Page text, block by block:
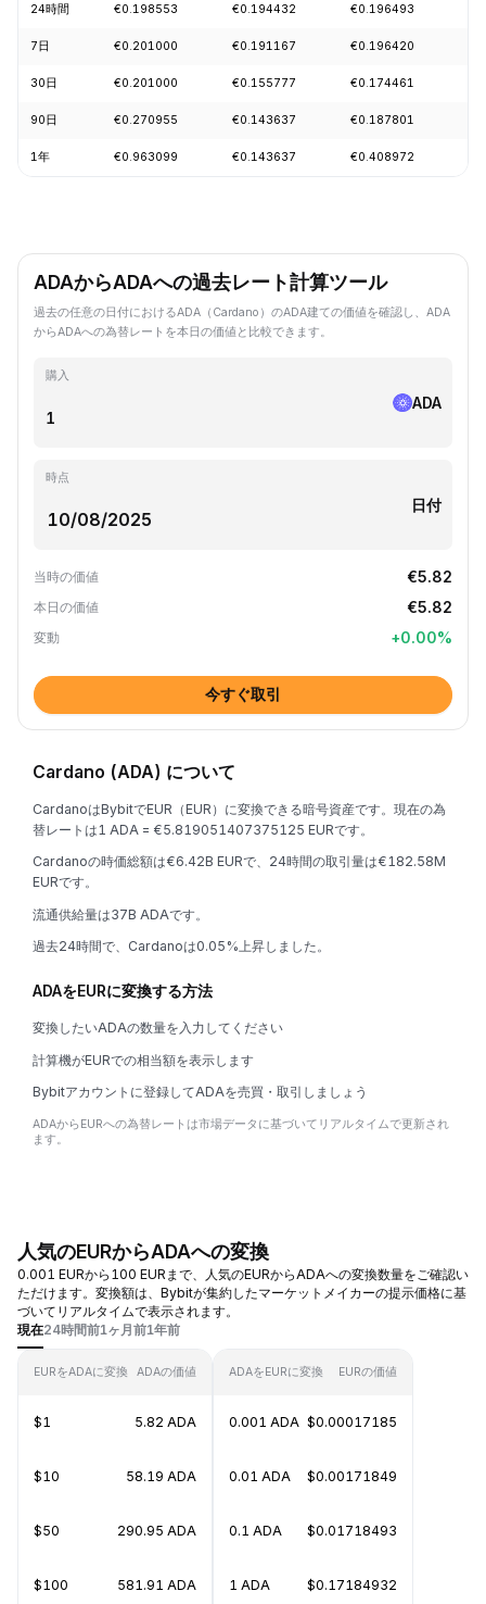
24時間 €0.198553 €0.194432 €0.196493
7日 €0.201000 €0.191167 €0.196420
30日 €0.201000 €0.155777 €0.174461
90日 €0.270955 €0.143637 €0.187801
1年 €0.963099 €0.143637 €0.408972
ADAからADAへの過去レート計算ツール
過去の任意の日付におけるADA（Cardano）のADA建ての価値を確認し、ADA
からADAへの為替レートを本日の価値と比較できます。
購入
ADA
時点
日付
当時の価値 €5.82
本日の価値 €5.82
変動 +0.00%
今すぐ取引
Cardano (ADA) について
CardanoはBybitでEUR（EUR）に変換できる暗号資産です。現在の為
替レートは1 ADA = €5.819051407375125 EURです。
Cardanoの時価総額は€6.42B EURで、24時間の取引量は€182.58M
EURです。
流通供給量は37B ADAです。
過去24時間で、Cardanoは0.05%上昇しました。
ADAをEURに変換する方法
変換したいADAの数量を入力してください
計算機がEURでの相当額を表示します
Bybitアカウントに登録してADAを売買・取引しましょう
ADAからEURへの為替レートは市場データに基づいてリアルタイムで更新され
ます。
人気のEURからADAへの変換
0.001 EURから100 EURまで、人気のEURからADAへの変換数量をご確認い
ただけます。変換額は、Bybitが集約したマーケットメイカーの提示価格に基
づいてリアルタイムで表示されます。
現在24時間前1ヶ月前1年前
EURをADAに変換 ADAの価値
$1 5.82 ADA
$10 58.19 ADA
$50 290.95 ADA
$100 581.91 ADA
ADAをEURに変換 EURの価値
0.001 ADA $0.00017185
0.01 ADA $0.00171849
0.1 ADA $0.01718493
1 ADA $0.17184932